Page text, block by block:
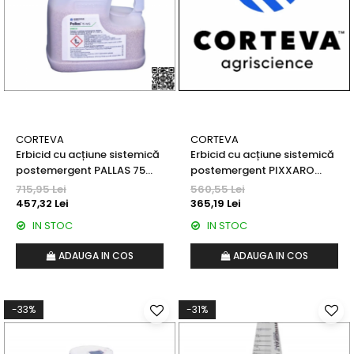
Fertilizanți foliari
Erbicide
Fungicide
Insecticide
Biostimulatori
Fertilizanți foliari
Adjuvanți
PĂSTÂRNAC
Erbicide
Fungicide
Insecticide
PĂȘUNI
Fertilizanți foliari
CORTEVA
Erbicid cu acțiune sistemică
postemergent PALLAS 75
WG
715,95 Lei
457,32 Lei
IN STOC
ADAUGA IN COS
CORTEVA
Erbicid cu acțiune sistemică
postemergent PIXXARO
SUPER
560,55 Lei
365,19 Lei
IN STOC
ADAUGA IN COS
-33% -31%